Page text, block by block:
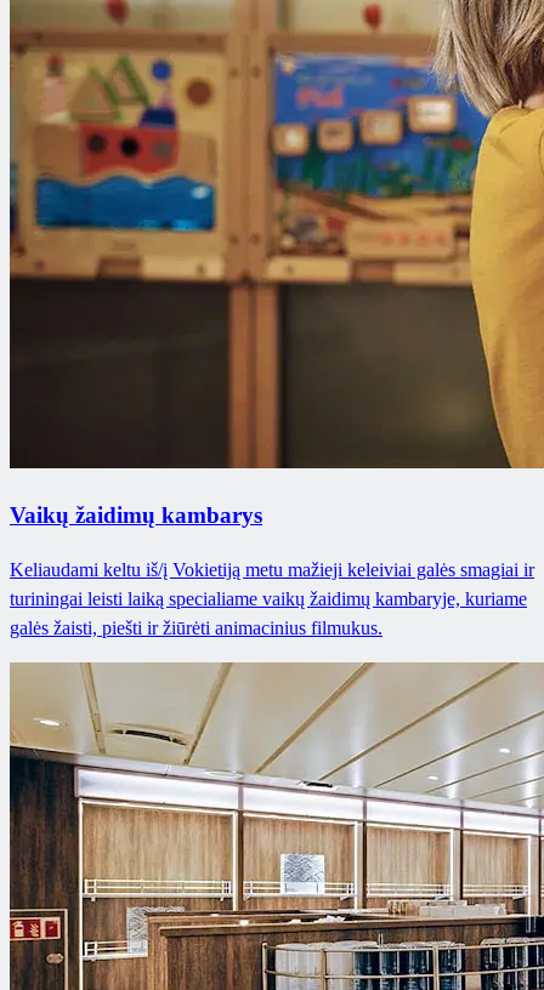
Vaikų žaidimų kambarys
Keliaudami keltu iš/į Vokietiją metu mažieji keleiviai galės smagiai ir
turiningai leisti laiką specialiame vaikų žaidimų kambaryje, kuriame
galės žaisti, piešti ir žiūrėti animacinius filmukus.